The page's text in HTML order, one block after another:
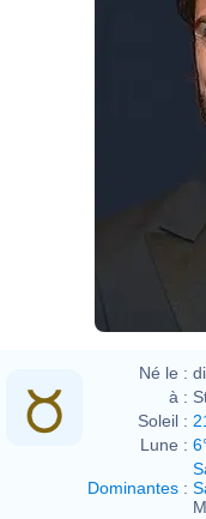
Né le :
à :
Soleil :
Lune :
Dominantes :